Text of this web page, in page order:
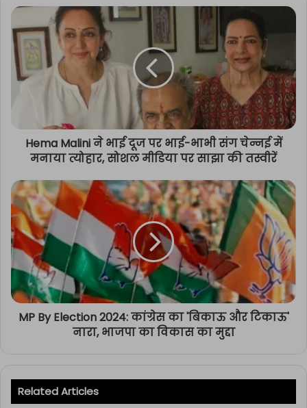
Hema Malini ने भाई दूज पर भाई-भाभी संग चेन्नई में
मनाया त्योहार, सोशल मीडिया पर साझा की तस्वीरें
MP By Election 2024: कांग्रेस का 'बिकाऊ और टिकाऊ'
नारा, भाजपा का विकास का मुद्दा
Related Articles